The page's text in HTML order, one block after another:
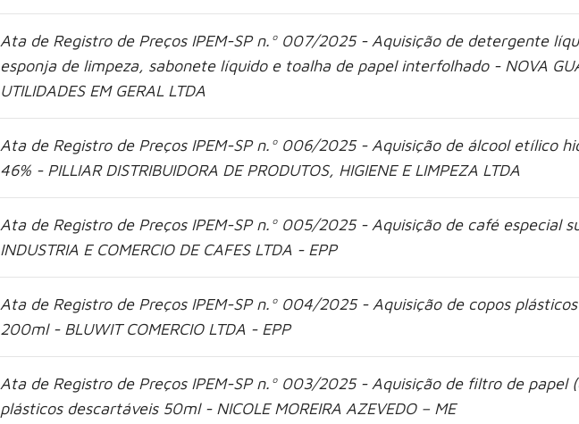
Ata de Registro de Preços IPEM-SP n.º 007/2025 - Aquisição de detergente
esponja de limpeza, sabonete líquido e toalha de papel interfolhado - NOVA
UTILIDADES EM GERAL LTDA
Ata de Registro de Preços IPEM-SP n.º 006/2025 - Aquisição de álcool etílico
46% - PILLIAR DISTRIBUIDORA DE PRODUTOS, HIGIENE E LIMPEZA LTDA
Ata de Registro de Preços IPEM-SP n.º 005/2025 - Aquisição de café especial
INDUSTRIA E COMERCIO DE CAFES LTDA - EPP
Ata de Registro de Preços IPEM-SP n.º 004/2025 - Aquisição de copos
200ml - BLUWIT COMERCIO LTDA - EPP
Ata de Registro de Preços IPEM-SP n.º 003/2025 - Aquisição de filtro de papel
plásticos descartáveis 50ml - NICOLE MOREIRA AZEVEDO – ME